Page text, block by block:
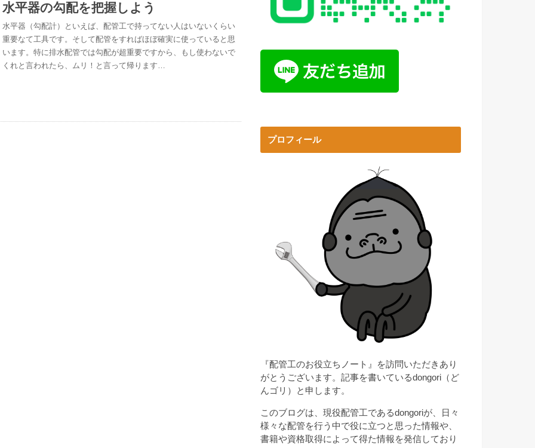
水平器の勾配を把握しよう
水平器（勾配計）といえば、配管工で持ってない人はいないくらい
重要なて工具です。そして配管をすればほぼ確実に使っていると思
います。特に排水配管では勾配が超重要ですから、もし使わないで
くれと言われたら、ムリ！と言って帰ります…
プロフィール
『配管工のお役立ちノート』を訪問いただきあり
がとうございます。記事を書いているdongori（ど
んゴリ）と申します。
このブログは、現役配管工であるdongoriが、日々
様々な配管を行う中で役に立つと思った情報や、
書籍や資格取得によって得た情報を発信しており